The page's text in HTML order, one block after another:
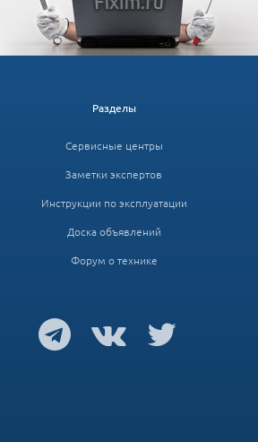
Разделы
Сервисные центры
Заметки экспертов
Инструкции по эксплуатации
Доска объявлений
Форум о технике